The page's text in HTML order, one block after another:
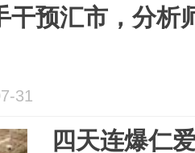
干预汇市，分析
31
四天连爆仁